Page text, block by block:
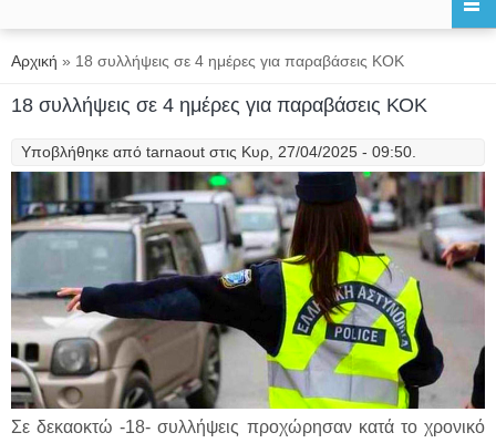
Είστε εδώ
Αρχική » 18 συλλήψεις σε 4 ημέρες για παραβάσεις ΚΟΚ
18 συλλήψεις σε 4 ημέρες για παραβάσεις ΚΟΚ
Υποβλήθηκε από tarnaout στις Κυρ, 27/04/2025 - 09:50.
Σε δεκαοκτώ -18- συλλήψεις προχώρησαν κατά το χρονικό